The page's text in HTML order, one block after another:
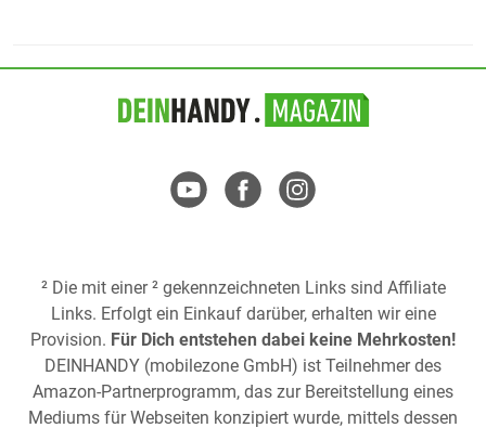
² Die mit einer ² gekennzeichneten Links sind Affiliate
Links. Erfolgt ein Einkauf darüber, erhalten wir eine
Provision. Für Dich entstehen dabei keine Mehrkosten!
DEINHANDY (mobilezone GmbH) ist Teilnehmer des
Amazon-Partnerprogramm, das zur Bereitstellung eines
Mediums für Webseiten konzipiert wurde, mittels dessen